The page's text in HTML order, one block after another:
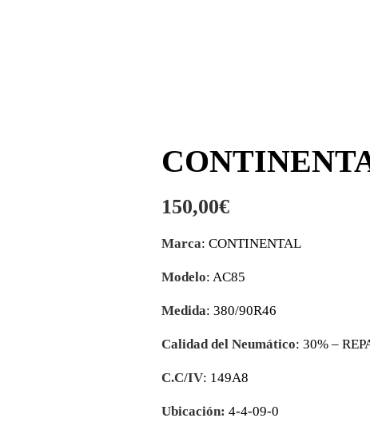
150,00€
Marca: CONTINENTAL
Modelo: AC85
Medida: 380/90R46
Calidad del Neumático: 30% –
C.C/IV: 149A8
Ubicación: 4-4-09-0